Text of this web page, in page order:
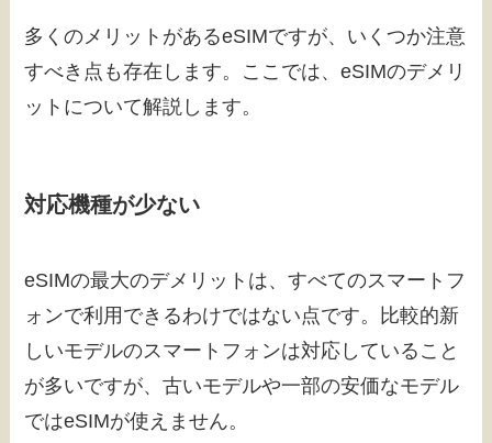
多くのメリットがあるeSIMですが、いくつか注意
すべき点も存在します。ここでは、eSIMのデメリ
ットについて解説します。
対応機種が少ない
eSIMの最大のデメリットは、すべてのスマートフ
ォンで利用できるわけではない点です。比較的新
しいモデルのスマートフォンは対応していること
が多いですが、古いモデルや一部の安価なモデル
ではeSIMが使えません。